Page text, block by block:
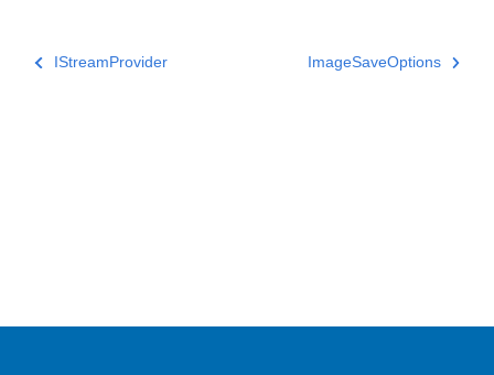
IStreamProvider ImageSaveOptions